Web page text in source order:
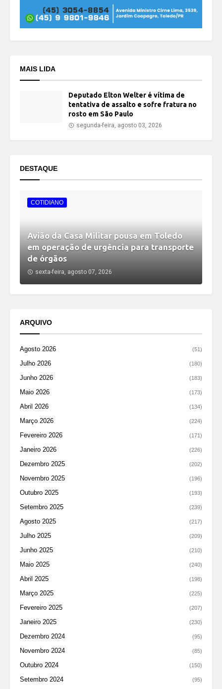
MAIS LIDA
Deputado Elton Welter é vítima de
tentativa de assalto e sofre fratura no
rosto em São Paulo
segunda-feira, agosto 03, 2026
DESTAQUE
COTIDIANO
Avião da Casa Militar pousa em Toledo
em operação de urgência para transporte
de órgãos
sexta-feira, agosto 07, 2026
ARQUIVO
Agosto 2026 (51)
Julho 2026 (180)
Junho 2026 (183)
Maio 2026 (173)
Abril 2026 (134)
Março 2026 (224)
Fevereiro 2026 (171)
Janeiro 2026 (226)
Dezembro 2025 (202)
Novembro 2025 (196)
Outubro 2025 (193)
Setembro 2025 (239)
Agosto 2025 (217)
Julho 2025 (209)
Junho 2025 (210)
Maio 2025 (240)
Abril 2025 (198)
Março 2025 (225)
Fevereiro 2025 (207)
Janeiro 2025 (230)
Dezembro 2024 (95)
Novembro 2024 (85)
Outubro 2024 (150)
Setembro 2024 (95)